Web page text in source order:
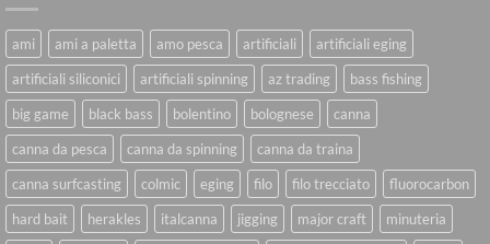
ami ami a paletta amo pesca artificiali
artificiali eging
artificiali siliconici
artificiali spinning az trading
bass fishing
big game
black bass bolentino bolognese
canna
canna da pesca
canna da spinning
canna da traina
canna surfcasting
colmic eging filo filo trecciato
fluorocarbon
hard bait
herakles italcanna jigging major craft
minuteria